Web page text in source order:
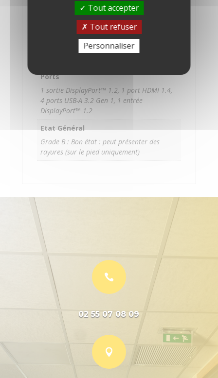
Taille de l'écran
Résolution de l'écran
Ports
1 sortie DisplayPort™ 1.2, 1 port HDMI 1.4,
4 ports USB-A 3.2 Gen 1, 1 entrée
DisplayPort™ 1.2
Etat Général
Grade B : Bon état : peut présenter des
rayures (sur le pied uniquement)

02 55 07 08 09

Tout accepter
Tout refuser
Personnaliser